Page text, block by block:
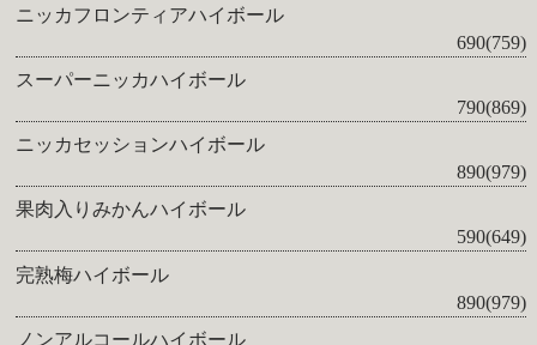
ニッカフロンティアハイボール
690(759)
スーパーニッカハイボール
790(869)
ニッカセッションハイボール
890(979)
果肉入りみかんハイボール
590(649)
完熟梅ハイボール
890(979)
ノンアルコールハイボール